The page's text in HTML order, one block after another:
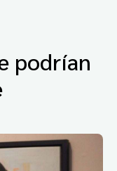
podrían